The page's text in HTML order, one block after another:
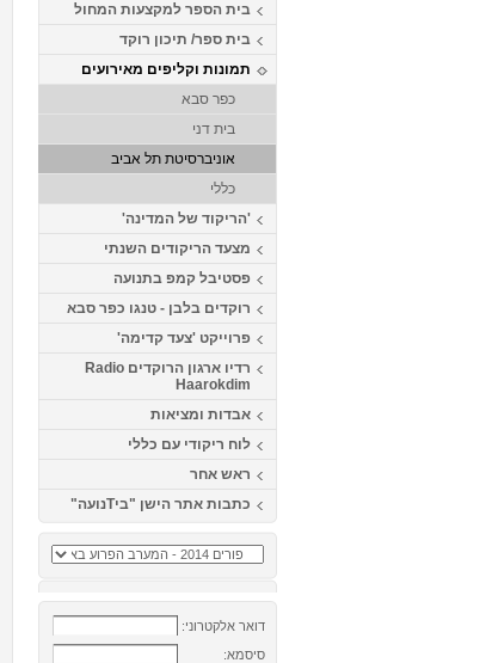
בית הספר למקצעות המחול
בית ספר/ תיכון רוקד
תמונות וקליפים מאירועים
כפר סבא
בית דני
אוניברסיטת תל אביב
כללי
'הריקוד של המדינה'
מצעד הריקודים השנתי
פסטיבל קמפ בתנועה
רוקדים בלבן - טנגו כפר סבא
פרוייקט 'צעד קדימה'
רדיו ארגון הרוקדים Radio
Haarokdim
אבדות ומציאות
לוח ריקודי עם כללי
ראש אחר
כתבות אתר הישן "ביTנועה"
דואר אלקטרוני:
סיסמא: